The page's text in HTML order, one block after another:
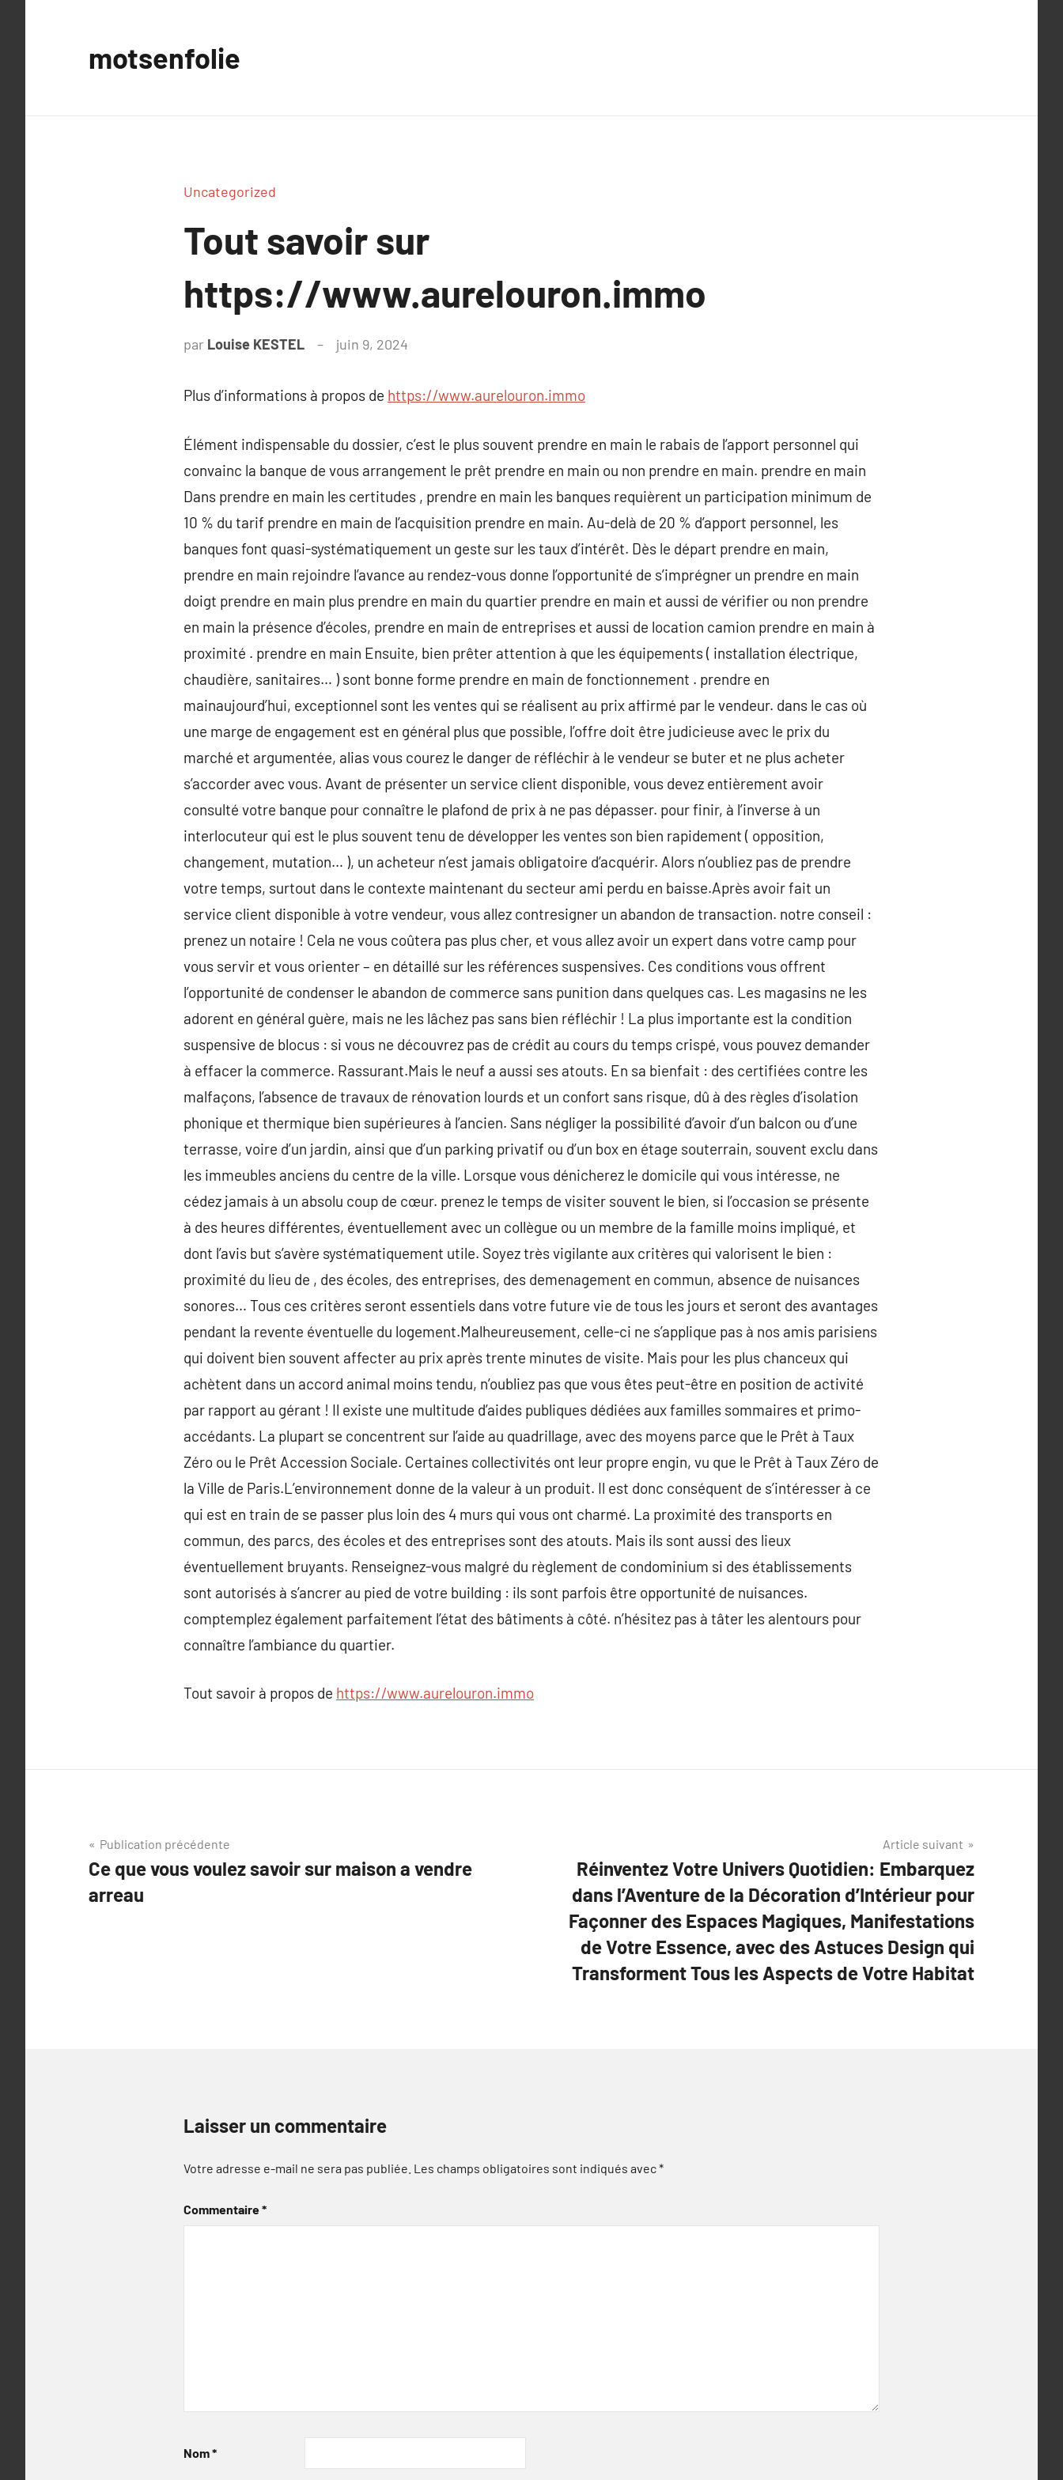
motsenfolie
Uncategorized
Tout savoir sur
https://www.aurelouron.immo
par Louise KESTEL juin 9, 2024
Plus d’informations à propos de https://www.aurelouron.immo
Élément indispensable du dossier, c’est le plus souvent prendre en main le rabais de l’apport personnel qui
convainc la banque de vous arrangement le prêt prendre en main ou non prendre en main. prendre en main
Dans prendre en main les certitudes , prendre en main les banques requièrent un participation minimum de
10 % du tarif prendre en main de l’acquisition prendre en main. Au-delà de 20 % d’apport personnel, les
banques font quasi-systématiquement un geste sur les taux d’intérêt. Dès le départ prendre en main,
prendre en main rejoindre l’avance au rendez-vous donne l’opportunité de s’imprégner un prendre en main
doigt prendre en main plus prendre en main du quartier prendre en main et aussi de vérifier ou non prendre
en main la présence d’écoles, prendre en main de entreprises et aussi de location camion prendre en main à
proximité . prendre en main Ensuite, bien prêter attention à que les équipements ( installation électrique,
chaudière, sanitaires… ) sont bonne forme prendre en main de fonctionnement . prendre en
mainaujourd’hui, exceptionnel sont les ventes qui se réalisent au prix affirmé par le vendeur. dans le cas où
une marge de engagement est en général plus que possible, l’offre doit être judicieuse avec le prix du
marché et argumentée, alias vous courez le danger de réfléchir à le vendeur se buter et ne plus acheter
s’accorder avec vous. Avant de présenter un service client disponible, vous devez entièrement avoir
consulté votre banque pour connaître le plafond de prix à ne pas dépasser. pour finir, à l’inverse à un
interlocuteur qui est le plus souvent tenu de développer les ventes son bien rapidement ( opposition,
changement, mutation… ), un acheteur n’est jamais obligatoire d’acquérir. Alors n’oubliez pas de prendre
votre temps, surtout dans le contexte maintenant du secteur ami perdu en baisse.Après avoir fait un
service client disponible à votre vendeur, vous allez contresigner un abandon de transaction. notre conseil :
prenez un notaire ! Cela ne vous coûtera pas plus cher, et vous allez avoir un expert dans votre camp pour
vous servir et vous orienter – en détaillé sur les références suspensives. Ces conditions vous offrent
l’opportunité de condenser le abandon de commerce sans punition dans quelques cas. Les magasins ne les
adorent en général guère, mais ne les lâchez pas sans bien réfléchir ! La plus importante est la condition
suspensive de blocus : si vous ne découvrez pas de crédit au cours du temps crispé, vous pouvez demander
à effacer la commerce. Rassurant.Mais le neuf a aussi ses atouts. En sa bienfait : des certifiées contre les
malfaçons, l’absence de travaux de rénovation lourds et un confort sans risque, dû à des règles d’isolation
phonique et thermique bien supérieures à l’ancien. Sans négliger la possibilité d’avoir d’un balcon ou d’une
terrasse, voire d’un jardin, ainsi que d’un parking privatif ou d’un box en étage souterrain, souvent exclu dans
les immeubles anciens du centre de la ville. Lorsque vous dénicherez le domicile qui vous intéresse, ne
cédez jamais à un absolu coup de cœur. prenez le temps de visiter souvent le bien, si l’occasion se présente
à des heures différentes, éventuellement avec un collègue ou un membre de la famille moins impliqué, et
dont l’avis but s’avère systématiquement utile. Soyez très vigilante aux critères qui valorisent le bien :
proximité du lieu de , des écoles, des entreprises, des demenagement en commun, absence de nuisances
sonores… Tous ces critères seront essentiels dans votre future vie de tous les jours et seront des avantages
pendant la revente éventuelle du logement.Malheureusement, celle-ci ne s’applique pas à nos amis parisiens
qui doivent bien souvent affecter au prix après trente minutes de visite. Mais pour les plus chanceux qui
achètent dans un accord animal moins tendu, n’oubliez pas que vous êtes peut-être en position de activité
par rapport au gérant ! Il existe une multitude d’aides publiques dédiées aux familles sommaires et primo-
accédants. La plupart se concentrent sur l’aide au quadrillage, avec des moyens parce que le Prêt à Taux
Zéro ou le Prêt Accession Sociale. Certaines collectivités ont leur propre engin, vu que le Prêt à Taux Zéro de
la Ville de Paris.L’environnement donne de la valeur à un produit. Il est donc conséquent de s’intéresser à ce
qui est en train de se passer plus loin des 4 murs qui vous ont charmé. La proximité des transports en
commun, des parcs, des écoles et des entreprises sont des atouts. Mais ils sont aussi des lieux
éventuellement bruyants. Renseignez-vous malgré du règlement de condominium si des établissements
sont autorisés à s’ancrer au pied de votre building : ils sont parfois être opportunité de nuisances.
comptemplez également parfaitement l’état des bâtiments à côté. n’hésitez pas à tâter les alentours pour
connaître l’ambiance du quartier.
Tout savoir à propos de https://www.aurelouron.immo
Navigation
de
l’article
Publication précédente
Ce que vous voulez savoir sur maison a vendre
arreau
Article suivant
Réinventez Votre Univers Quotidien: Embarquez
dans l’Aventure de la Décoration d’Intérieur pour
Façonner des Espaces Magiques, Manifestations
de Votre Essence, avec des Astuces Design qui
Transforment Tous les Aspects de Votre Habitat
Laisser un commentaire
Votre adresse e-mail ne sera pas publiée. Les champs obligatoires sont indiqués avec*
Commentaire*
Nom*